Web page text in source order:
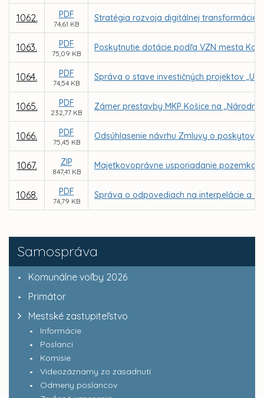
Samospráva
Komunálne voľby 2026
Primátor
Mestské zastupiteľstvo
Informácie
Poslanci
Komisie
Videozáznamy zo zasadnutí
Odmeny poslancov
1062. PDF
74,61 KB
Stratégia rozvoja digitálnej transformácie
1063. PDF
75,09 KB
Poskytnutie dotácie podľa VZN mesta
1064. PDF
74,54 KB
Správa o stave investičných projektov
1065. PDF
232,77 KB
Zámer prestavby MKP Košice na
1066. PDF
75,45 KB
Odsúhlasenie návrhu Zmluvy o
1067. ZIP
847,41 KB
Majetkovoprávne usporiadanie
1068. PDF
74,79 KB
Správa o odpovediach na interpelácie a